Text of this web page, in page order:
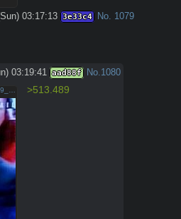
03:17:13 3e33c4 No. 1079
03:19:41 aad88f No. 1080
>513.489